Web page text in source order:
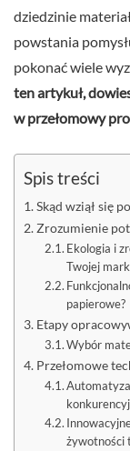
dziedzinie
powstania
pokonać wiele
ten artykuł,
w przełomowy
Spis treści
Skąd wziął się
Zrozumienie
Ekologia i
Twojej
papierowe?
Etapy
Wybór
Przełomowe
żywotności